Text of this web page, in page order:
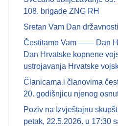
108. brigade ZNG RH
Sretan Vam Dan
Čestitamo Vam —— Dan
Dan Hrvatske kopnene
ustrojavanja Hrvatske
Članicama i članovima
20. godišnjicu njenog
Poziv na Izvještajnu
petak, 22.5.2026. u 17:30